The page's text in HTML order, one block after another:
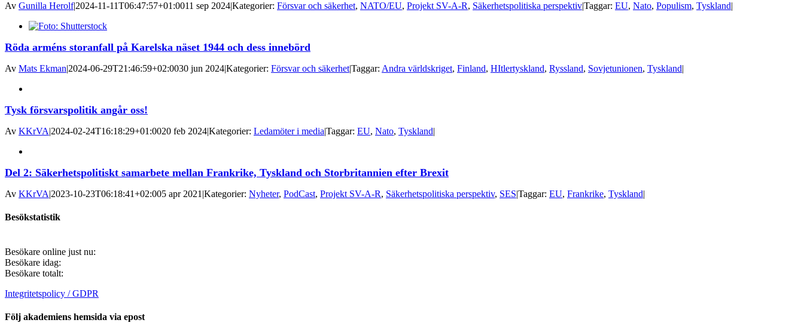
Av Gunilla Herolf|2024-11-11T06:47:57+01:0011 sep 2024|Kategorier: Försvar och säkerhet, NATO/EU, Projekt SV-A-R, Säkerhetspolitiska perspektiv|Taggar: EU, Nato, Populism, Tyskland|
Röda arméns storanfall på Karelska näset 1944 och dess innebörd
Av Mats Ekman|2024-06-29T21:46:59+02:0030 jun 2024|Kategorier: Försvar och säkerhet|Taggar: Andra världskriget, Finland, HItlertyskland, Ryssland, Sovjetunionen, Tyskland|
Tysk försvarspolitik angår oss!
Av KKrVA|2024-02-24T16:18:29+01:0020 feb 2024|Kategorier: Ledamöter i media|Taggar: EU, Nato, Tyskland|
Del 2: Säkerhetspolitiskt samarbete mellan Frankrike, Tyskland och Storbritannien efter Brexit
Av KKrVA|2023-10-23T06:18:41+02:005 apr 2021 |Kategorier: Nyheter, PodCast, Projekt SV-A-R, Säkerhetspolitiska perspektiv, SES|Taggar: EU, Frankrike, Tyskland|
Besökstatistik
Besökare online just nu:
Besökare idag:
Besökare totalt:
Integritetspolicy / GDPR
Följ akademiens hemsida via epost